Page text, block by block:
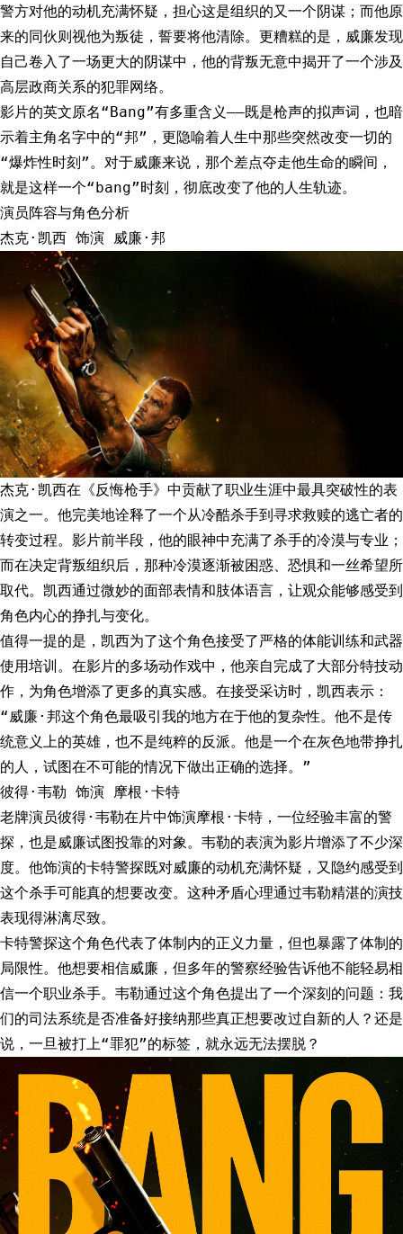
警方对他的动机充满怀疑，担心这是组织的又一个阴谋；而他原
来的同伙则视他为叛徒，誓要将他清除。更糟糕的是，威廉发现
自己卷入了一场更大的阴谋中，他的背叛无意中揭开了一个涉及
高层政商关系的犯罪网络。
影片的英文原名“Bang”有多重含义——既是枪声的拟声词，也暗
示着主角名字中的“邦”，更隐喻着人生中那些突然改变一切的
“爆炸性时刻”。对于威廉来说，那个差点夺走他生命的瞬间，
就是这样一个“bang”时刻，彻底改变了他的人生轨迹。
演员阵容与角色分析
杰克·凯西 饰演 威廉·邦
杰克·凯西在《反悔枪手》中贡献了职业生涯中最具突破性的表
演之一。他完美地诠释了一个从冷酷杀手到寻求救赎的逃亡者的
转变过程。影片前半段，他的眼神中充满了杀手的冷漠与专业；
而在决定背叛组织后，那种冷漠逐渐被困惑、恐惧和一丝希望所
取代。凯西通过微妙的面部表情和肢体语言，让观众能够感受到
角色内心的挣扎与变化。
值得一提的是，凯西为了这个角色接受了严格的体能训练和武器
使用培训。在影片的多场动作戏中，他亲自完成了大部分特技动
作，为角色增添了更多的真实感。在接受采访时，凯西表示：
“威廉·邦这个角色最吸引我的地方在于他的复杂性。他不是传
统意义上的英雄，也不是纯粹的反派。他是一个在灰色地带挣扎
的人，试图在不可能的情况下做出正确的选择。”
彼得·韦勒 饰演 摩根·卡特
老牌演员彼得·韦勒在片中饰演摩根·卡特，一位经验丰富的警
探，也是威廉试图投靠的对象。韦勒的表演为影片增添了不少深
度。他饰演的卡特警探既对威廉的动机充满怀疑，又隐约感受到
这个杀手可能真的想要改变。这种矛盾心理通过韦勒精湛的演技
表现得淋漓尽致。
卡特警探这个角色代表了体制内的正义力量，但也暴露了体制的
局限性。他想要相信威廉，但多年的警察经验告诉他不能轻易相
信一个职业杀手。韦勒通过这个角色提出了一个深刻的问题：我
们的司法系统是否准备好接纳那些真正想要改过自新的人？还是
说，一旦被打上“罪犯”的标签，就永远无法摆脱？